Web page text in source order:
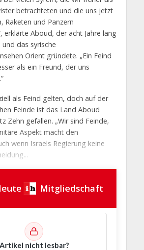
betrachteten und die uns jetzt
Raketen und Panzern
erklärte Aboud, der acht Jahre lang
das syrische
Orient gründete. „Ein Feind
als ein Freund, der uns
als Feind gelten, doch auf der
Feinde ist das Land Aboud
Zehn gefallen. „Wir sind Feinde,
Aspekt macht den
wenn Israels Regierung keine
Mitgliedschaft
Artikel nicht lesbar?